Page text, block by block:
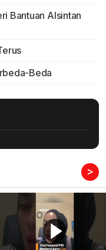
Bantuan Alsintan
Beda
>